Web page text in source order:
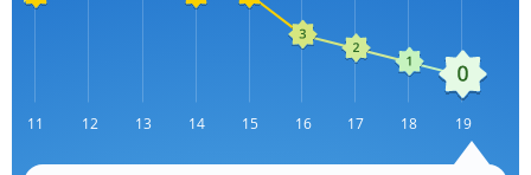
11 12 13 14 15 16 17 18 19